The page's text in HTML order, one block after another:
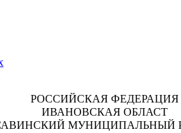
РОССИЙСКАЯ ФЕДЕРАЦИЯ
ИВАНОВСКАЯ ОБЛАСТ
МУНИЦИПАЛЬНЫЙ